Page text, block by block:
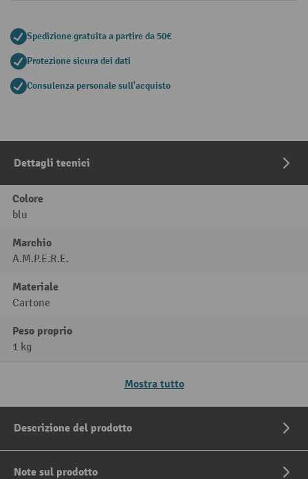
Spedizione gratuita a partire da 50€
Protezione sicura dei dati
Consulenza personale sull'acquisto
Dettagli tecnici
Colore
blu
Marchio
A.M.P.E.R.E.
Materiale
Cartone
Peso proprio
1 kg
Mostra tutto
Descrizione del prodotto
Note sul prodotto